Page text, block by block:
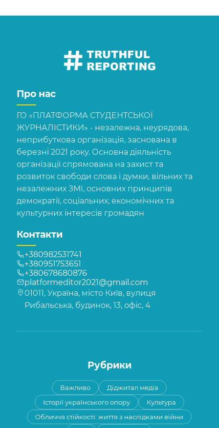
Про нас
ГО «ПЛАТФОРМА СТУДЕНТСЬКОЇ
ЖУРНАЛІСТИКИ» - незалежна, неурядова,
неприбуткова організація, заснована в
березні 2021 року. Основна діяльність
організації спрямована на захист та
розвиток свободи слова і думки, вільних та
незалежних ЗМІ, основних принципів
демократії, соціальних, економічних та
культурних інтересів громадян
Контакти
+380982531741
+380951753651
+380678680876
platformeditor2021@gmail.com
01011, Україна, місто Київ, вулиця
Рибальська, будинок, 13, офіс, 4
Рубрики
Важливо
Діджитал медіа
Історії українського опору
Культура
Обличчя стійкості: життя з наслідками війни